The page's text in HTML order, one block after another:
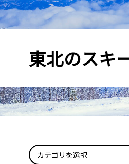
東北のスキ
カテゴリを選択